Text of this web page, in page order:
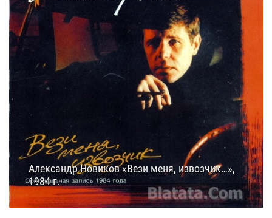
Александр Новиков «Вези меня, извозчик…»,
1984 г.
18.10.201423:20